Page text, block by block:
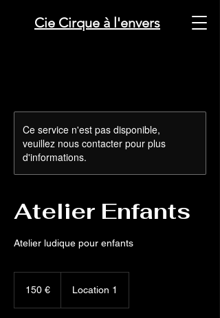
Cie Cirque à l'envers
Ce service n'est pas disponible,
veuillez nous contacter pour plus
d'informations.
Atelier Enfants
Atelier ludique pour enfants
150 € Location 1